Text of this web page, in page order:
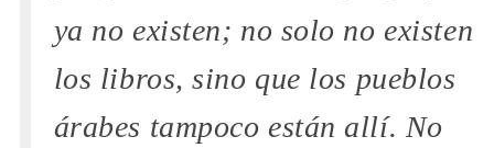
ya no existen; no solo no existen
los libros, sino que los pueblos
árabes tampoco están allí. No